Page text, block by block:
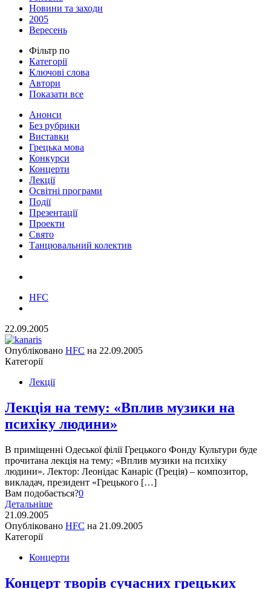
Новини та заходи
2005
Вересень
Фільтр по
Категорії
Ключові слова
Автори
Показати все
Анонси
Без рубрики
Виставки
Грецька мова
Конкурси
Концерти
Лекції
Освітні програми
Події
Презентації
Проекти
Свято
Танцювальний колектив
HFC
22.09.2005
Опубліковано HFC на 22.09.2005
Категорії
Лекції
Лекція на тему: «Вплив музики на
психіку людини»
В приміщенні Одеської філії Грецького Фонду Культури буде
прочитана лекція на тему: «Вплив музики на психіку
людини». Лектор: Леонідас Канаріс (Греція) – композитор,
викладач, президент «Грецького […]
Вам подобається?0
Детальніше
21.09.2005
Опубліковано HFC на 21.09.2005
Категорії
Концерти
Концерт творів сучасних грецьких